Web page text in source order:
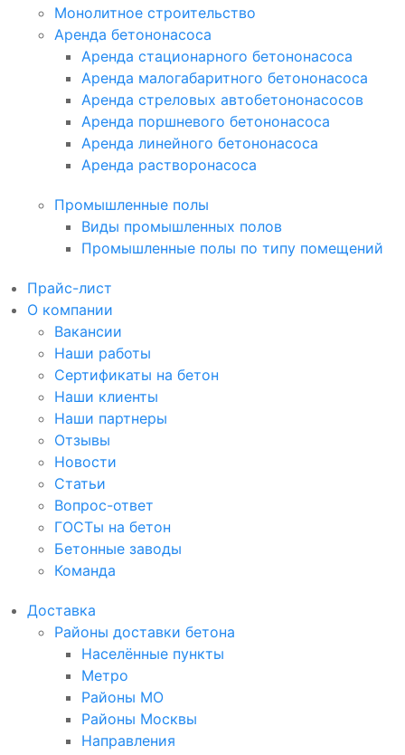
Монолитное строительство
Аренда бетононасоса
Аренда стационарного бетононасоса
Аренда малогабаритного бетононасоса
Аренда стреловых автобетононасосов
Аренда поршневого бетононасоса
Аренда линейного бетононасоса
Аренда растворонасоса
Промышленные полы
Виды промышленных полов
Промышленные полы по типу помещений
Прайс-лист
О компании
Вакансии
Наши работы
Сертификаты на бетон
Наши клиенты
Наши партнеры
Отзывы
Новости
Статьи
Вопрос-ответ
ГОСТы на бетон
Бетонные заводы
Команда
Доставка
Районы доставки бетона
Населённые пункты
Метро
Районы МО
Районы Москвы
Направления